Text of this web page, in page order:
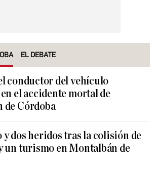
EL DEBATE
conductor del vehículo
el accidente mortal de
de Córdoba
y dos heridos tras la colisión de
un turismo en Montalbán de